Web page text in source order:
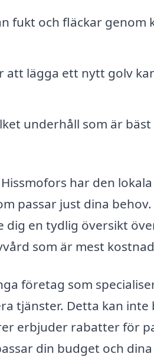
fukt och fläckar genom
att lägga ett nytt golv
underhåll som är
har den
passar just dina
dig en tydlig översikt
som är mest
företag som
tjänster. Detta kan
erbjuder rabatter för
din budget och